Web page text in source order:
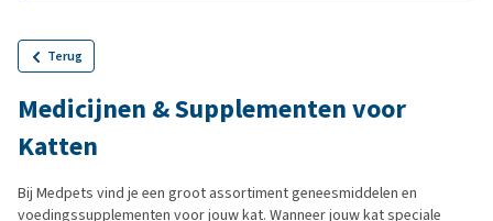
Terug
Medicijnen & Supplementen voor
Katten
Bij Medpets vind je een groot assortiment geneesmiddelen en
voedingssupplementen voor jouw kat. Wanneer jouw kat speciale